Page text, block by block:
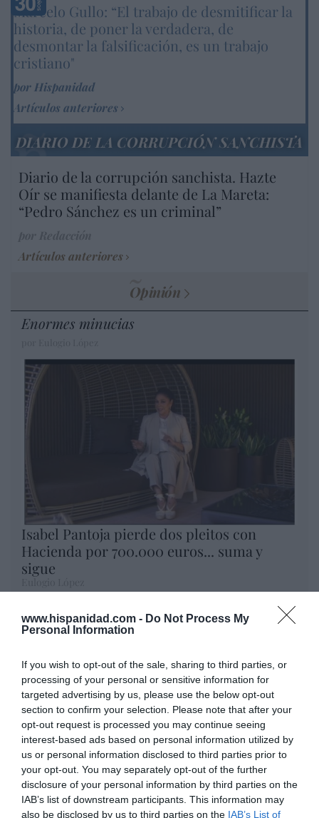
www.hispanidad.com - Do Not Process My
Personal Information
If you wish to opt-out of the sale, sharing to third parties, or
processing of your personal or sensitive information for
targeted advertising by us, please use the below opt-out
section to confirm your selection. Please note that after your
opt-out request is processed you may continue seeing
interest-based ads based on personal information utilized by
us or personal information disclosed to third parties prior to
your opt-out. You may separately opt-out of the further
disclosure of your personal information by third parties on the
IAB’s list of downstream participants. This information may
also be disclosed by us to third parties on the IAB’s List of
Marcelo Gullo: “El trabajo de desmitificar la
historia, de poner la verdadera, de
desmontar la falsificación, es un trabajo
cristiano"
por Hispanidad
Artículos anteriores
DIARIO DE LA CORRUPCIÓN SANCHISTA
Diario de la corrupción sanchista. Hazte
Oír se manifiesta delante de La Mareta:
“Pedro Sánchez es un criminal”
Artículos anteriores
Opinión
Enormes minucias
Isabel Pantoja pierde dos pleitos con
Hacienda por 700.000 euros... suma y
sigue
El IBEX 35 cerró la sesión del
miércoles en los 20.057 puntos,
Eulogio López
Ceuta. Nuestra Señora de África:
convertir al musulmán
Eulogio López
Argumentos